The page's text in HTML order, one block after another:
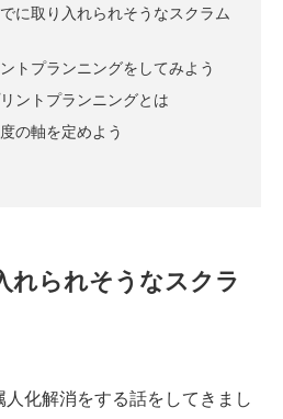
に取り入れられそうなスクラム
トプランニングをしてみよう
ントプランニングとは
の軸を定めよう
れられそうなスクラ
化解消をする話をしてきまし